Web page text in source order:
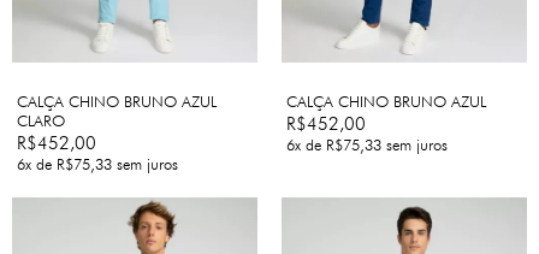
CALÇA CHINO BRUNO AZUL
CLARO
R$452,00
6x de R$75,33 sem juros
CALÇA CHINO BRUNO AZUL
R$452,00
6x de R$75,33 sem juros